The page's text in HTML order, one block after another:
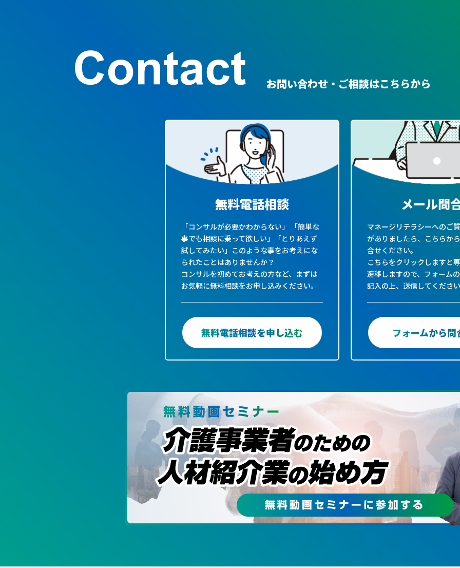
お問い合わせ・ご相談はこちらから
無料電話相談
「コンサルが必要かわからない」 「簡単な
事でも相談に乗って欲しい」「とりあえず
試してみたい」このような事をお考えにな
られたことはありませんか？
コンサルを初めてお考えの方など、まずは
お気軽に無料相談をお申し込みください。
無料電話相談を申し込む
メール問
マネージリテラシーへのご
がありましたら、こちらか
合せください。
こちらをクリックしますと
遷移しますので、フォーム
記入の上、送信してくださ
フォームから問